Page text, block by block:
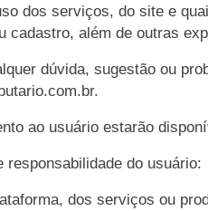
dos serviços, do site e
cadastro, além de outras
dúvida, sugestão ou
.
ao usuário estarão
responsabilidade do usuário:
dos serviços ou